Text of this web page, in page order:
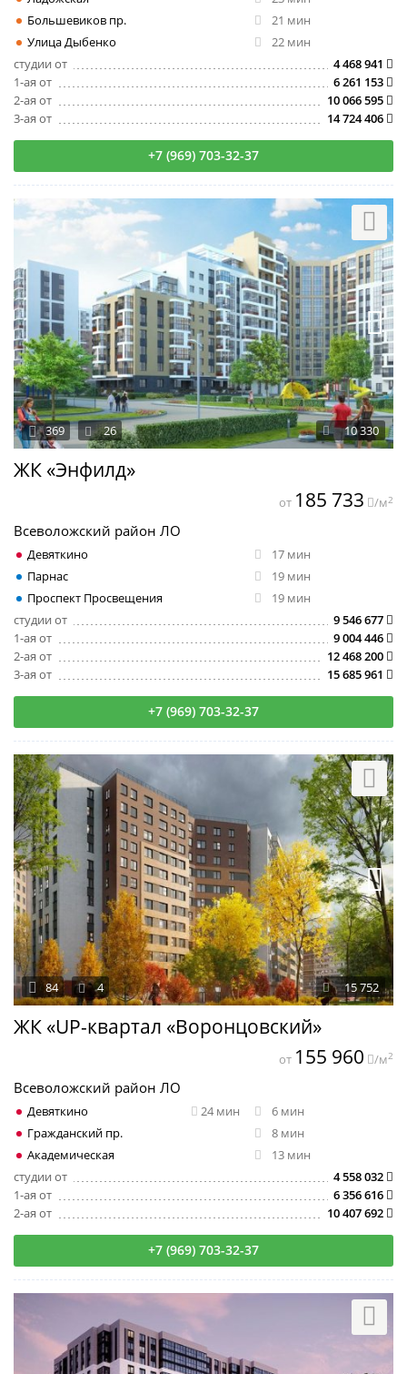
Большевиков пр.
21 мин
Улица Дыбенко
22 мин
студии от
4 468 941
1-ая от
6 261 153
2-ая от
10 066 595
3-ая от
14 724 406
+7 (969) 703-32-37
ЖК «Энфилд»
10 330
369 26
Всеволожский район ЛО
Девяткино
17 мин
Парнас
19 мин
Проспект Просвещения
19 мин
студии от
9 546 677
1-ая от
9 004 446
2-ая от
12 468 200
3-ая от
15 685 961
от 185 733 /м2
+7 (969) 703-32-37
ЖК «UP-квартал «Воронцовский»
15 752
84 4
Всеволожский район ЛО
Девяткино 24 мин
6 мин
Гражданский пр.
8 мин
Академическая
13 мин
студии от
4 558 032
1-ая от
6 356 616
2-ая от
10 407 692
от 155 960 /м2
+7 (969) 703-32-37